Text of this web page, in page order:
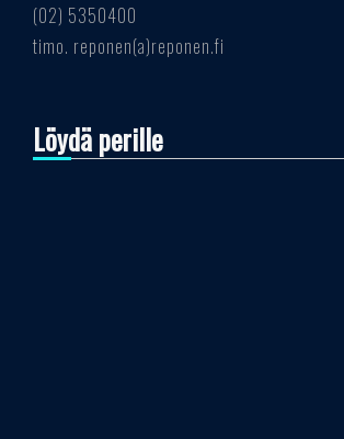
(02) 5350400
timo. reponen(a)reponen.fi
Löydä perille